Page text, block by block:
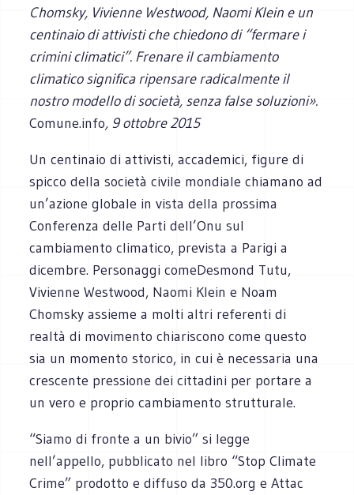
Chomsky, Vivienne Westwood, Naomi Klein e un
centinaio di attivisti che chiedono di “fermare i
crimini climatici”. Frenare il cambiamento
climatico significa ripensare radicalmente il
nostro modello di società, senza false soluzioni».
Comune.info, 9 ottobre 2015
Un centinaio di attivisti, accademici, figure di
spicco della società civile mondiale chiamano ad
un’azione globale in vista della prossima
Conferenza delle Parti dell’Onu sul
cambiamento climatico, prevista a Parigi a
dicembre. Personaggi comeDesmond Tutu,
Vivienne Westwood, Naomi Klein e Noam
Chomsky assieme a molti altri referenti di
realtà di movimento chiariscono come questo
sia un momento storico, in cui è necessaria una
crescente pressione dei cittadini per portare a
un vero e proprio cambiamento strutturale.
“Siamo di fronte a un bivio” si legge
nell’appello, pubblicato nel libro “Stop Climate
Crime” prodotto e diffuso da 350.org e Attac